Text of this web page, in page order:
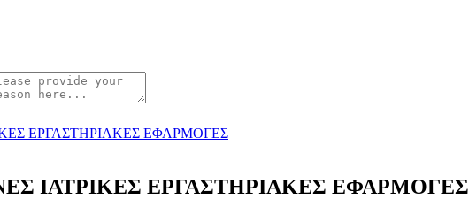
ΙΑΤΡΙΚΕΣ ΕΡΓΑΣΤΗΡΙΑΚΕΣ ΕΦΑΡΜΟΓΕΣ